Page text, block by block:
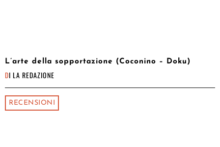
L’arte della sopportazione (Coconino – Doku)
DI LA REDAZIONE
RECENSIONI